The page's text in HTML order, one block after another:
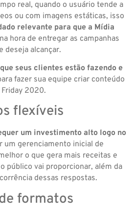
real, quando o usuário tende a
ou com imagens estáticas, isso
relevante para que a Mídia
na hora de entregar as campanhas
deseja alcançar.
seus clientes estão fazendo e
fazer sua equipe criar conteúdo
2020.
flexíveis
um investimento alto logo no
um gerenciamento inicial de
o que gera mais receitas e
público vai proporcionar, além da
dessas respostas.
formatos